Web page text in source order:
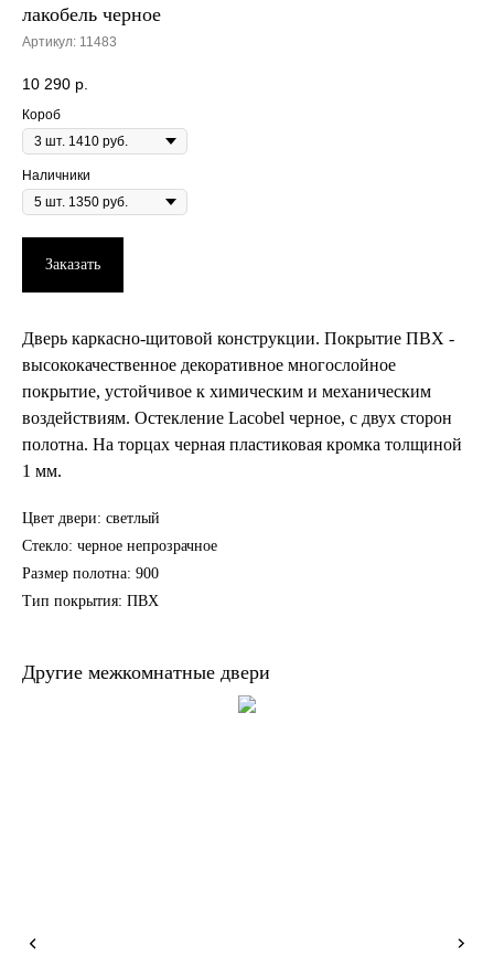
лакобель черное
Артикул: 11483
10 290 р.
Короб
Наличники
Заказать
Дверь каркасно-щитовой конструкции. Покрытие ПВХ -
высококачественное декоративное многослойное
покрытие, устойчивое к химическим и механическим
воздействиям. Остекление Lacobel черное, с двух сторон
полотна. На торцах черная пластиковая кромка толщиной
1 мм.
Цвет двери: светлый
Стекло: черное непрозрачное
Размер полотна: 900
Тип покрытия: ПВХ
Другие межкомнатные двери